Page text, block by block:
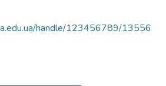
handle/123456789/13556